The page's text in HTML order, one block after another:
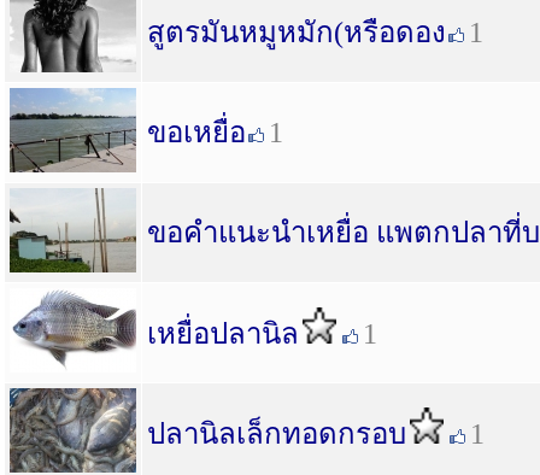
สูตรมันหมูหมัก(หรือดอง 1
ขอเหยื่อ 1
ขอคำแนะนำเหยื่อ แพตกปลาที่
เหยื่อปลานิล 1
ปลานิลเล็กทอดกรอบ 1